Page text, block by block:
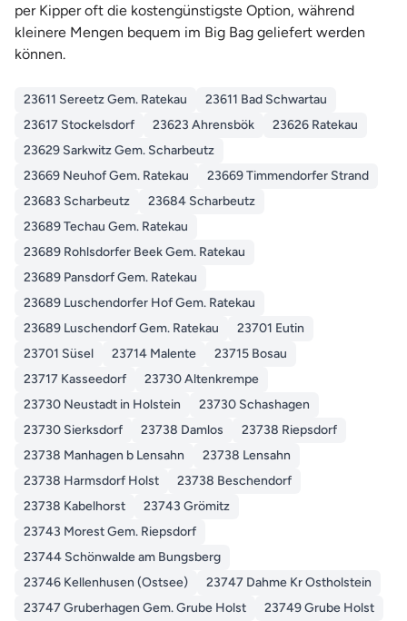
per Kipper oft die kostengünstigste Option, während
kleinere Mengen bequem im Big Bag geliefert werden
können.
23611 Sereetz Gem. Ratekau
23611 Bad Schwartau
23617 Stockelsdorf
23623 Ahrensbök
23626 Ratekau
23629 Sarkwitz Gem. Scharbeutz
23669 Neuhof Gem. Ratekau
23669 Timmendorfer Strand
23683 Scharbeutz
23684 Scharbeutz
23689 Techau Gem. Ratekau
23689 Rohlsdorfer Beek Gem. Ratekau
23689 Pansdorf Gem. Ratekau
23689 Luschendorfer Hof Gem. Ratekau
23689 Luschendorf Gem. Ratekau
23701 Eutin
23701 Süsel
23714 Malente
23715 Bosau
23717 Kasseedorf
23730 Altenkrempe
23730 Neustadt in Holstein
23730 Schashagen
23730 Sierksdorf
23738 Damlos
23738 Riepsdorf
23738 Manhagen b Lensahn
23738 Lensahn
23738 Harmsdorf Holst
23738 Beschendorf
23738 Kabelhorst
23743 Grömitz
23743 Morest Gem. Riepsdorf
23744 Schönwalde am Bungsberg
23746 Kellenhusen (Ostsee)
23747 Dahme Kr Ostholstein
23747 Gruberhagen Gem. Grube Holst
23749 Grube Holst